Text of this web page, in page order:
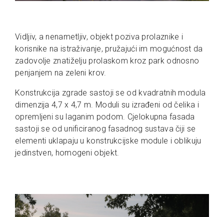
Vidljiv, a nenametljiv, objekt poziva prolaznike i
korisnike na istraživanje, pružajući im mogućnost da
zadovolje znatiželju prolaskom kroz park odnosno
penjanjem na zeleni krov.
Konstrukcija zgrade sastoji se od kvadratnih modula
dimenzija 4,7 x 4,7 m. Moduli su izrađeni od čelika i
opremljeni su laganim podom. Cjelokupna fasada
sastoji se od unificiranog fasadnog sustava čiji se
elementi uklapaju u konstrukcijske module i oblikuju
jedinstven, homogeni objekt.